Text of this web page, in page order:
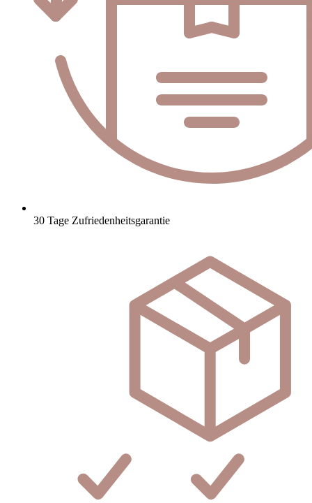
30 Tage Zufriedenheitsgarantie